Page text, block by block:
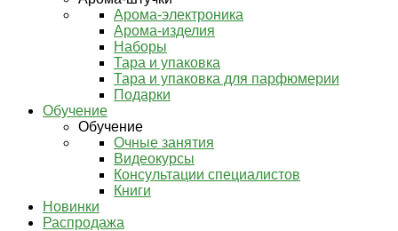
Арома-электроника
Арома-изделия
Наборы
Тара и упаковка
Тара и упаковка для парфюмерии
Подарки
Обучение
Обучение
Очные занятия
Видеокурсы
Консультации специалистов
Книги
Новинки
Распродажа